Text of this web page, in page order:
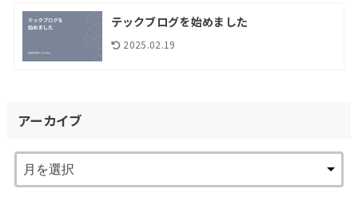
テックブログを始めました
2025.02.19
アーカイブ